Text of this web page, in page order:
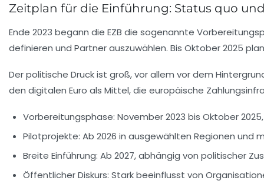
Zeitplan für die Einführung: Status quo
Ende 2023 begann die EZB die sogenannte
definieren und Partner auszuwählen. Bis Oktober 2025
Der politische Druck ist groß, vor allem vor dem
den digitalen Euro als Mittel, die europäische
Vorbereitungsphase: November 2023 bis Oktober
Pilotprojekte: Ab 2026 in ausgewählten Regionen und
Breite Einführung: Ab 2027, abhängig von politischer
Öffentlicher Diskurs: Stark beeinflusst von